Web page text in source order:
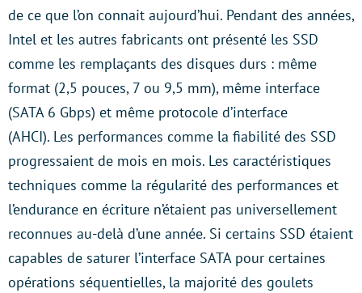
de ce que l’on connait aujourd’hui. Pendant des années,
Intel et les autres fabricants ont présenté les SSD
comme les remplaçants des disques durs : même
format (2,5 pouces, 7 ou 9,5 mm), même interface
(SATA 6 Gbps) et même protocole d’interface
(AHCI). Les performances comme la fiabilité des SSD
progressaient de mois en mois. Les caractéristiques
techniques comme la régularité des performances et
l’endurance en écriture n’étaient pas universellement
reconnues au-delà d’une année. Si certains SSD étaient
capables de saturer l’interface SATA pour certaines
opérations séquentielles, la majorité des goulets